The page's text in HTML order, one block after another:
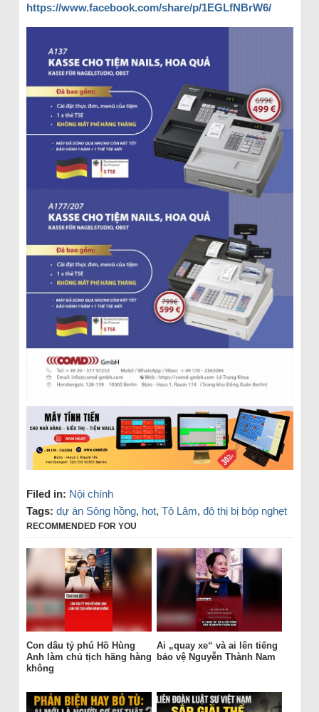
https://www.facebook.com/share/p/1EGLfNBrW6/
Filed in: Nội chính
Tags: dự án Sông hồng, hot, Tô Lâm, đô thị bị bóp nghẹt
RECOMMENDED FOR YOU
Con dâu tỷ phú Hồ Hùng
Anh làm chủ tịch hãng hàng
không
Ai „quay xe“ và ai lên tiếng
bảo vệ Nguyễn Thành Nam